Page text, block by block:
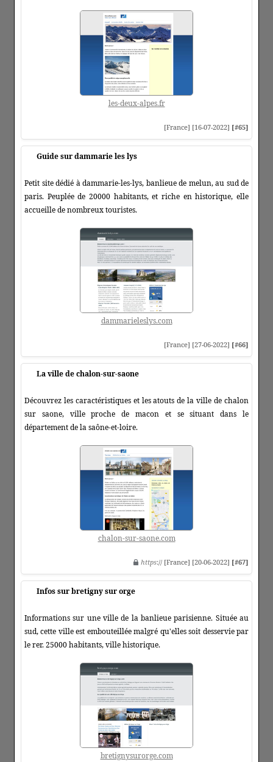
les-deux-alpes.fr
[France] [16-07-2022] [#65]
Guide sur dammarie les lys
Petit site dédié à dammarie-les-lys, banlieue de melun, au sud de
paris. Peuplée de 20000 habitants, et riche en historique, elle
accueille de nombreux touristes.
dammarieleslys.com
[France] [27-06-2022] [#66]
La ville de chalon-sur-saone
Découvrez les caractéristiques et les atouts de la ville de chalon
sur saone, ville proche de macon et se situant dans le
département de la saône-et-loire.
chalon-sur-saone.com
https:// [France] [20-06-2022] [#67]
Infos sur bretigny sur orge
Informations sur une ville de la banlieue parisienne. Située au
sud, cette ville est embouteillée malgré qu'elles soit desservie par
le rer. 25000 habitants, ville historique.
bretignysurorge.com